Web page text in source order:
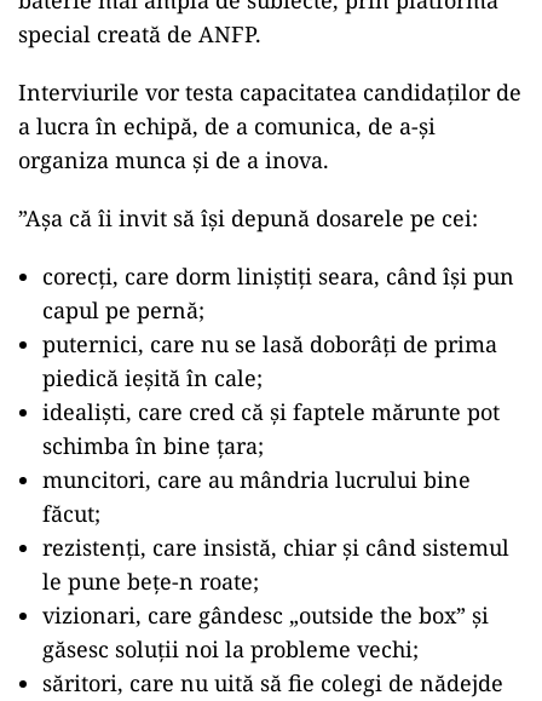
special creată de ANFP.
Interviurile vor testa capacitatea candidaţilor de
a lucra în echipă, de a comunica, de a-şi
organiza munca şi de a inova.
”Aşa că îi invit să îşi depună dosarele pe cei:
corecţi, care dorm liniştiţi seara, când îşi pun
capul pe pernă;
puternici, care nu se lasă doborâţi de prima
piedică ieşită în cale;
idealişti, care cred că şi faptele mărunte pot
schimba în bine ţara;
muncitori, care au mândria lucrului bine
făcut;
rezistenţi, care insistă, chiar şi când sistemul
le pune beţe-n roate;
vizionari, care gândesc „outside the box” şi
găsesc soluţii noi la probleme vechi;
săritori, care nu uită să fie colegi de nădejde